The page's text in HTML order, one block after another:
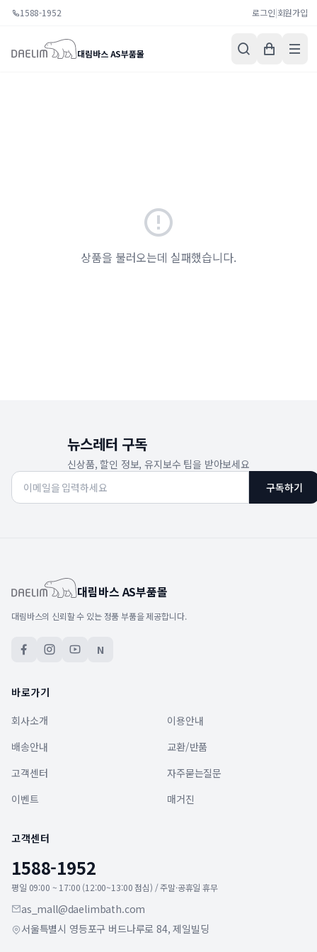
1588-1952 로그인|회원가입
대림바스 AS부품몰
상품을 불러오는데 실패했습니다.
뉴스레터 구독
신상품, 할인 정보, 유지보수 팁을 받아보세요
구독하기
대림바스 AS부품몰
대림바스의 신뢰할 수 있는 정품 부품을 제공합니다.
N
바로가기
회사소개
이용안내
배송안내
교환/반품
고객센터
자주묻는질문
이벤트
매거진
고객센터
1588-1952
평일 09:00 ~ 17:00 (12:00~13:00 점심) / 주말·공휴일 휴무
as_mall@daelimbath.com
서울특별시 영등포구 버드나루로 84, 제일빌딩